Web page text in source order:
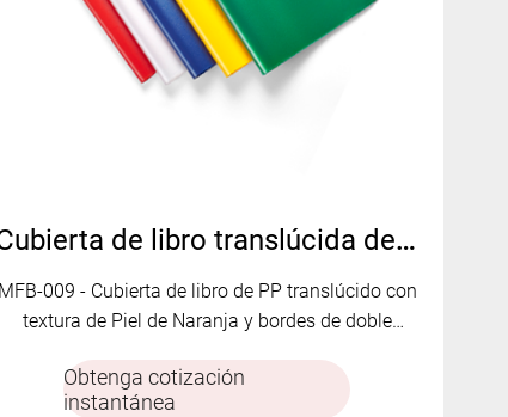
Cubierta de libro translúcida de piel de naranja PP - MFB-009
MFB-009 - Cubierta de libro de PP translúcido con
textura de Piel de Naranja y bordes de doble
escolar u oficina.
Obtenga cotización
instantánea